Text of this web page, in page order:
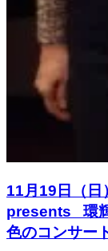
11月19日（日
presents 環
色のコンサー